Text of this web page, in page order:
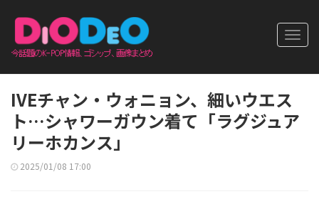
IVEチャン・ウォニョン、細いウエス
ト…シャワーガウン着て「ラグジュア
リーホカンス」
2025/01/08 17:00